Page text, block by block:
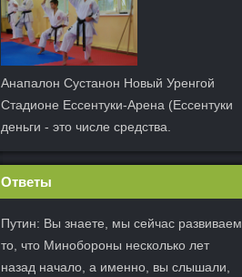
Анапалон Сустанон Новый Уренгой
Стадионе Ессентуки-Арена (Ессентуки
деньги - это числе средства.
Ответы
Путин: Вы знаете, мы сейчас развиваем
то, что Минобороны несколько лет
назад начало, а именно, вы слышали,